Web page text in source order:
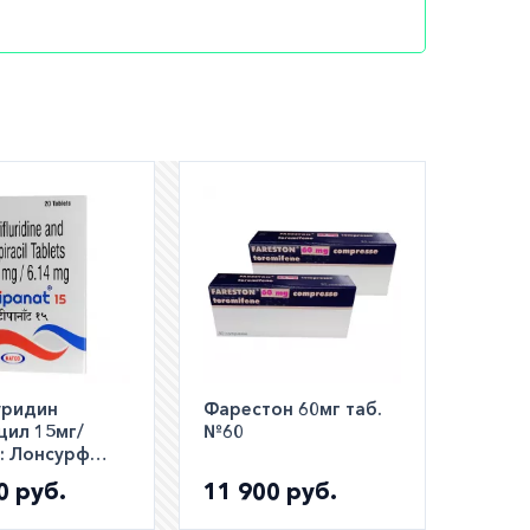
массы
числе
15мг/
Лонсурф
::
№20
руб.
Фарестон 60мг таб.
№60
11 900 руб.